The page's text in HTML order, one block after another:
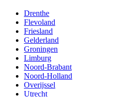
Drenthe
Flevoland
Friesland
Gelderland
Groningen
Limburg
Noord-Brabant
Noord-Holland
Overijssel
Utrecht